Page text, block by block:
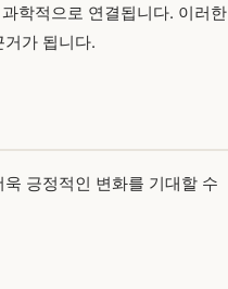
학적으로 연결됩니다. 이러한
가 됩니다.
긍정적인 변화를 기대할 수